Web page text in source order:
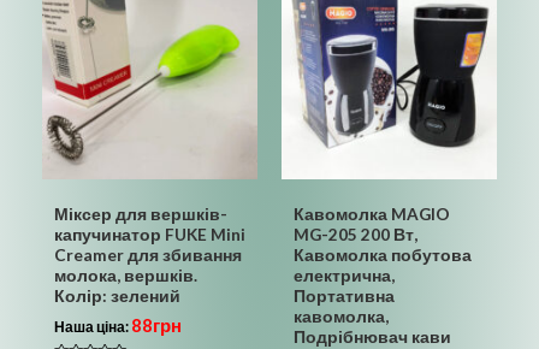
Міксер для вершків-
капучинатор FUKE Mini
Creamer для збивання
молока, вершків.
Колір: зелений
Наша ціна: 88грн
Кавомолка MAGIO
MG-205 200 Вт,
Кавомолка побутова
електрична,
Портативна
кавомолка,
Подрібнювач кави